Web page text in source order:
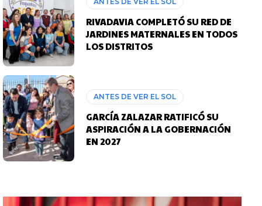
RIVADAVIA COMPLETÓ SU RED DE
JARDINES MATERNALES EN TODOS
LOS DISTRITOS
ANTES DE VER EL SOL
GARCÍA ZALAZAR RATIFICÓ SU
ASPIRACIÓN A LA GOBERNACIÓN
EN 2027